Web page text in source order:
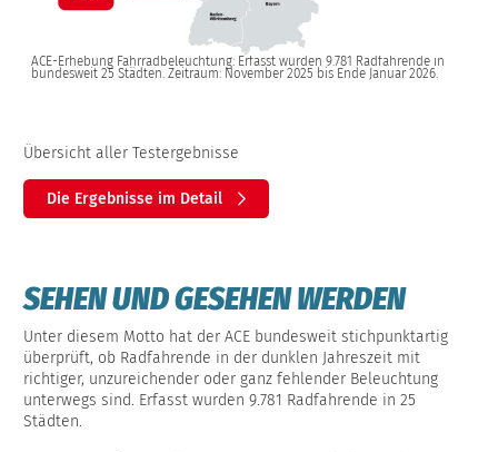
ACE-Erhebung Fahrradbeleuchtung: Erfasst wurden 9.781 Radfahrende in
bundesweit 25 Städten. Zeitraum: November 2025 bis Ende Januar 2026.
Übersicht aller Testergebnisse
Die Ergebnisse im Detail
SEHEN UND GESEHEN WERDEN
Unter diesem Motto hat der ACE bundesweit stichpunktartig
überprüft, ob Radfahrende in der dunklen Jahreszeit mit
richtiger, unzureichender oder ganz fehlender Beleuchtung
unterwegs sind. Erfasst wurden 9.781 Radfahrende in 25
Städten.